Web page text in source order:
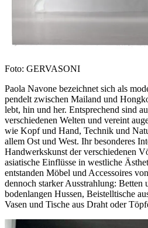
Foto: GERVASONI
Paola Navone bezeichnet sich als
pendelt zwischen Mailand und
lebt, hin und her. Entsprechend sind
verschiedenen Welten und vereint
wie Kopf und Hand, Technik und
allem Ost und West. Ihr besonderes
Handwerkskunst der verschiedenen
asiatische Einflüsse in westliche
entstanden Möbel und Accessoires
dennoch starker Ausstrahlung: Betten
bodenlangen Hussen, Beistelltische
Vasen und Tische aus Draht oder